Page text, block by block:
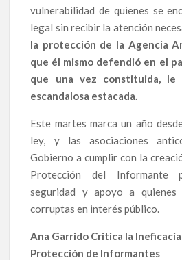
vulnerabilidad de quienes se
legal sin recibir la atención
la protección de la Agencia
que él mismo defendió en el
que una vez constituida, le
escandalosa estacada.
Este martes marca un año
ley, y las asociaciones
Gobierno a cumplir con la
Protección del Informante
seguridad y apoyo a quienes
corruptas en interés público.
Ana Garrido Critica la Ineficacia
Protección de Informantes